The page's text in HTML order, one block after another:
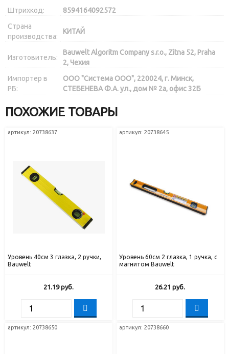
Штрихкод:
8594164092572
Страна
производства:
КИТАЙ
Изготовитель:
Bauwelt Algoritm Company s.r.o., Zitna 52, Praha
2, Чехия
Импортер в
РБ:
ООО "Система ООО", 220024, г. Минск,
СТЕБЕНЕВА Ф.А. ул., дом № 2а, офис 32Б
ПОХОЖИЕ ТОВАРЫ
артикул: 20738637
Уровень 40см 3 глазка, 2 ручки,
Bauwelt
21.19руб.
артикул: 20738645
Уровень 60см 2 глазка, 1 ручка, с
магнитом Bauwelt
26.21 руб.
артикул: 20738650 артикул: 20738660